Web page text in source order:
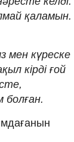
қаламын.
мен күреске
кірді ғой
болған.